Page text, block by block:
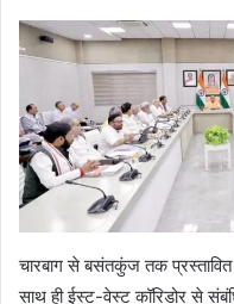
चारबाग से बसंतकुंज तक प्रस्तावित
साथ ही ईस्ट-वेस्ट कॉरिडोर से